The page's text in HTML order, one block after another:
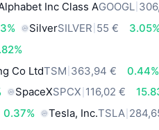
Inc Class AGOOGL
SilverSILVER 55 €
Co LtdTSM 363,94 €
0.44%
SpaceXSPCX 116,02 €
0.37% Tesla, Inc.TSLA